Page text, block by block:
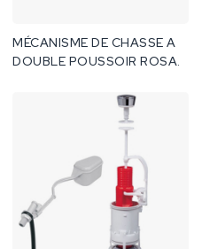
MÉCANISME DE CHASSE A
DOUBLE POUSSOIR ROSA.